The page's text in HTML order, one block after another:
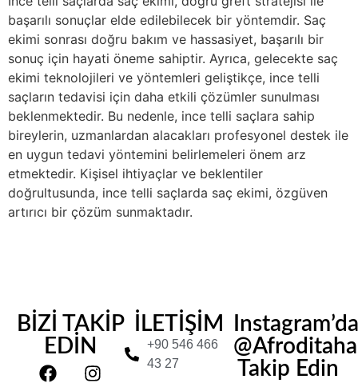
başarılı sonuçlar elde edilebilecek bir yöntemdir. Saç
ekimi sonrası doğru bakım ve hassasiyet, başarılı bir
sonuç için hayati öneme sahiptir. Ayrıca, gelecekte saç
ekimi teknolojileri ve yöntemleri geliştikçe, ince telli
saçların tedavisi için daha etkili çözümler sunulması
beklenmektedir. Bu nedenle, ince telli saçlara sahip
bireylerin, uzmanlardan alacakları profesyonel destek ile
en uygun tedavi yöntemini belirlemeleri önem arz
etmektedir. Kişisel ihtiyaçlar ve beklentiler
doğrultusunda, ince telli saçlarda saç ekimi, özgüven
artırıcı bir çözüm sunmaktadır.
BİZİ TAKİP
EDİN
İLETİŞİM
+90 546 466
43 27
Instagram’da
Takip Edin